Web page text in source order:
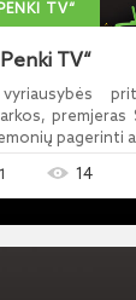
TV“
TV“
premjeras
pagerinti
14